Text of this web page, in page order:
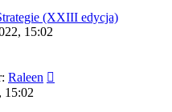
(XXIII edycja)
15:02
Raleen
15:02